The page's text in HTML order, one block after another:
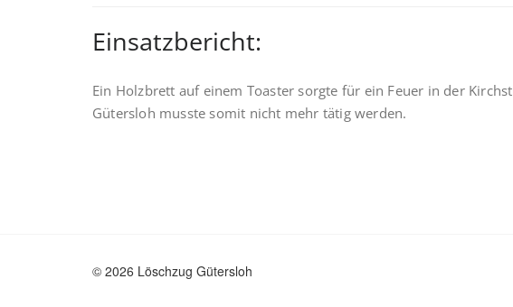
Einsatzbericht:
Ein Holzbrett auf einem Toaster sorgte für ein Feuer in der
Gütersloh musste somit nicht mehr tätig werden.
© 2026 Löschzug Gütersloh